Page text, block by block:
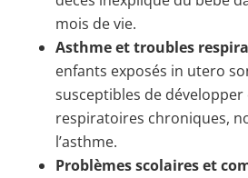
mois de vie.
Asthme et troubles
enfants exposés in utero
susceptibles de
respiratoires chroniques,
l’asthme.
Problèmes scolaires et